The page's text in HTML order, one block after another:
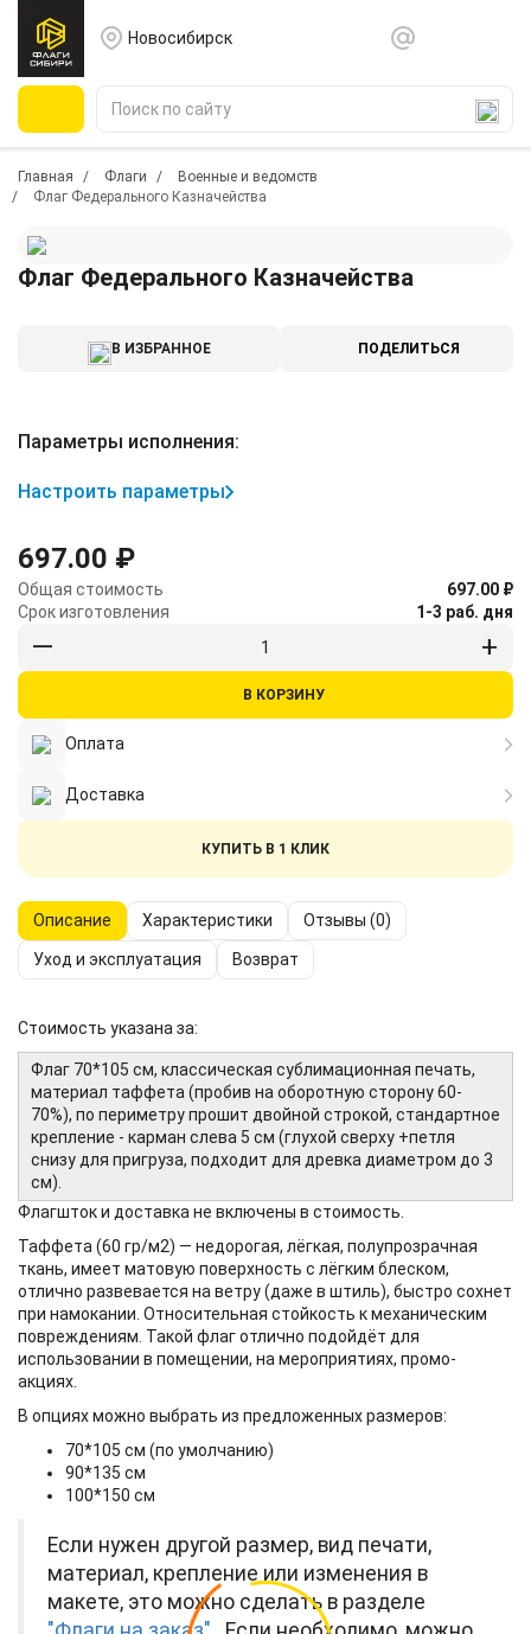
Новосибирск
Главная Флаги
Военные и ведомств
Флаг Федерального Казначейства
Флаг Федерального Казначейства
В ИЗБРАННОЕ ПОДЕЛИТЬСЯ
Параметры исполнения:
Настроить параметры
697.00 ₽
Общая стоимость
697.00 ₽
Срок изготовления
1-3 раб. дня
В КОРЗИНУ
Оплата
Доставка
КУПИТЬ В 1 КЛИК
Описание Характеристики Отзывы (0)
Уход и эксплуатация Возврат
Стоимость указана за:
Флаг 70*105 см, классическая сублимационная печать,
материал таффета (пробив на оборотную сторону 60-
70%), по периметру прошит двойной строкой, стандартное
крепление - карман слева 5 см (глухой сверху +петля
снизу для пригруза, подходит для древка диаметром до 3
см).
Флагшток и доставка не включены в стоимость.
Таффета (60 гр/м2) — недорогая, лёгкая, полупрозрачная
ткань, имеет матовую поверхность с лёгким блеском,
отлично развевается на ветру (даже в штиль), быстро сохнет
при намокании. Относительная стойкость к механическим
повреждениям. Такой флаг отлично подойдёт для
использовании в помещении, на мероприятиях, промо-
акциях.
В опциях можно выбрать из предложенных размеров:
70*105 см (по умолчанию)
90*135 см
100*150 см
Если нужен другой размер, вид печати,
материал, крепление или изменения в
макете, это можно сделать в разделе